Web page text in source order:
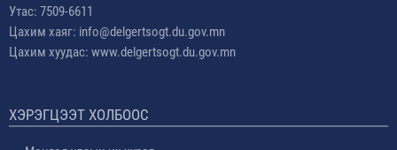
Утас: 7509-6611
Цахим хаяг: info@delgertsogt.du.gov.mn
Цахим хуудас: www.delgertsogt.du.gov.mn
ХЭРЭГЦЭЭТ ХОЛБООС